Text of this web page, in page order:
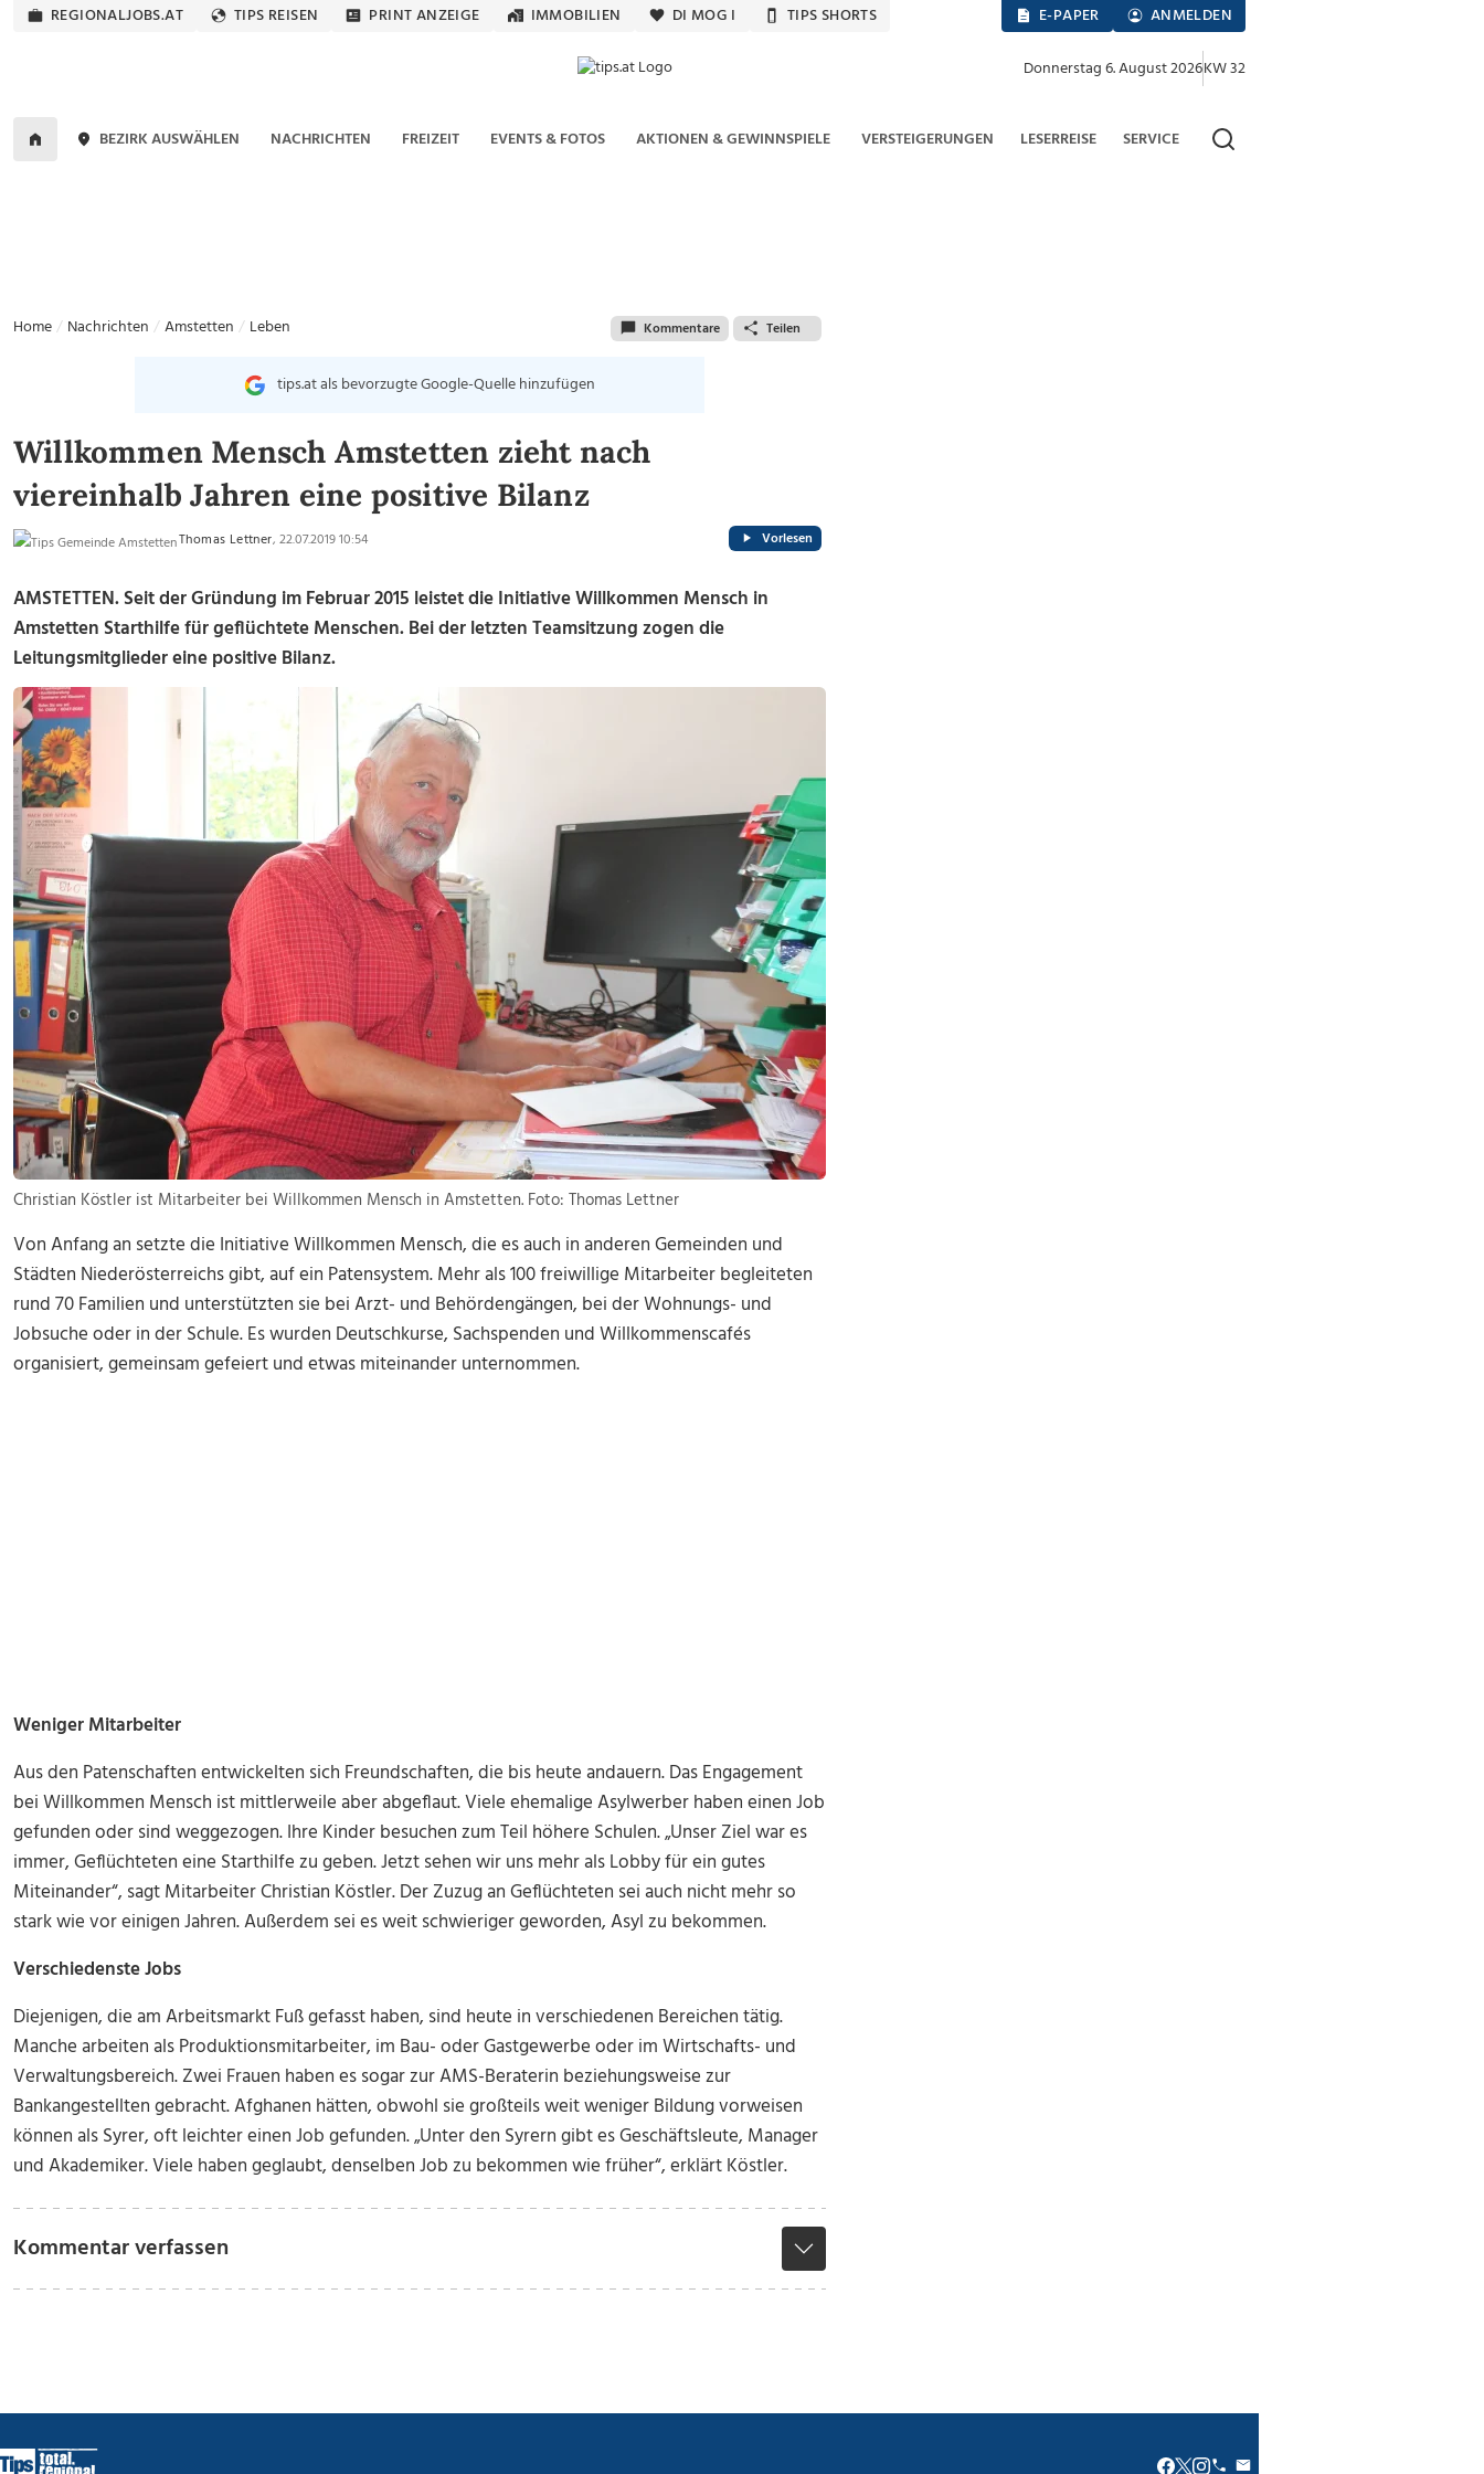
REGIONALJOBS.AT TIPS REISEN PRINT ANZEIGE IMMOBILIEN DI MOG I TIPS SHORTS E-PAPER ANMELDEN
Donnerstag 6. August 2026KW 32
BEZIRK AUSWÄHLEN NACHRICHTEN FREIZEIT EVENTS & FOTOS AKTIONEN & GEWINNSPIELE VERSTEIGERUNGEN LESERREISE SERVICE
Home Nachrichten Amstetten Leben Kommentare Teilen
tips.at als bevorzugte Google-Quelle hinzufügen
Willkommen Mensch Amstetten zieht nach
viereinhalb Jahren eine positive Bilanz
Thomas Lettner, 22.07.2019 10:54 Vorlesen
AMSTETTEN. Seit der Gründung im Februar 2015 leistet die Initiative Willkommen Mensch in
Amstetten Starthilfe für geflüchtete Menschen. Bei der letzten Teamsitzung zogen die
Leitungsmitglieder eine positive Bilanz.
Christian Köstler ist Mitarbeiter bei Willkommen Mensch in Amstetten. Foto: Thomas Lettner
Von Anfang an setzte die Initiative Willkommen Mensch, die es auch in anderen Gemeinden und
Städten Niederösterreichs gibt, auf ein Patensystem. Mehr als 100 freiwillige Mitarbeiter begleiteten
rund 70 Familien und unterstützten sie bei Arzt- und Behördengängen, bei der Wohnungs- und
Jobsuche oder in der Schule. Es wurden Deutschkurse, Sachspenden und Willkommenscafés
organisiert, gemeinsam gefeiert und etwas miteinander unternommen.
Weniger Mitarbeiter
Aus den Patenschaften entwickelten sich Freundschaften, die bis heute andauern. Das Engagement
bei Willkommen Mensch ist mittlerweile aber abgeflaut. Viele ehemalige Asylwerber haben einen Job
gefunden oder sind weggezogen. Ihre Kinder besuchen zum Teil höhere Schulen. „Unser Ziel war es
immer, Geflüchteten eine Starthilfe zu geben. Jetzt sehen wir uns mehr als Lobby für ein gutes
Miteinander“, sagt Mitarbeiter Christian Köstler. Der Zuzug an Geflüchteten sei auch nicht mehr so
stark wie vor einigen Jahren. Außerdem sei es weit schwieriger geworden, Asyl zu bekommen.
Verschiedenste Jobs
Diejenigen, die am Arbeitsmarkt Fuß gefasst haben, sind heute in verschiedenen Bereichen tätig.
Manche arbeiten als Produktionsmitarbeiter, im Bau- oder Gastgewerbe oder im Wirtschafts- und
Verwaltungsbereich. Zwei Frauen haben es sogar zur AMS-Beraterin beziehungsweise zur
Bankangestellten gebracht. Afghanen hätten, obwohl sie großteils weit weniger Bildung vorweisen
können als Syrer, oft leichter einen Job gefunden. „Unter den Syrern gibt es Geschäftsleute, Manager
und Akademiker. Viele haben geglaubt, denselben Job zu bekommen wie früher“, erklärt Köstler.
Kommentar verfassen